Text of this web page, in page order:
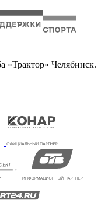
«Трактор» Челябинск.